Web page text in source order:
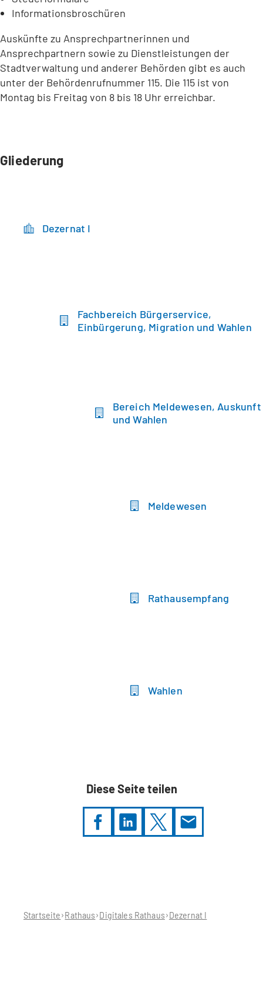
Informationsbroschüren
Auskünfte zu Ansprechpartnerinnen und
Ansprechpartnern sowie zu Dienstleistungen der
Stadtverwaltung und anderer Behörden gibt es auch
unter der Behördenrufnummer 115. Die 115 ist von
Montag bis Freitag von 8 bis 18 Uhr erreichbar.
Gliederung
Dezernat I
Fachbereich Bürgerservice,
Einbürgerung, Migration und Wahlen
Bereich Meldewesen, Auskunft
und Wahlen
Meldewesen
Rathausempfang
Wahlen
Diese Seite teilen
Startseite Rathaus Digitales Rathaus Dezernat I